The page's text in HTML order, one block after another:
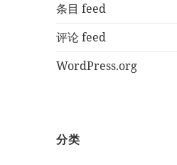
条目 feed
评论 feed
WordPress.org
分类